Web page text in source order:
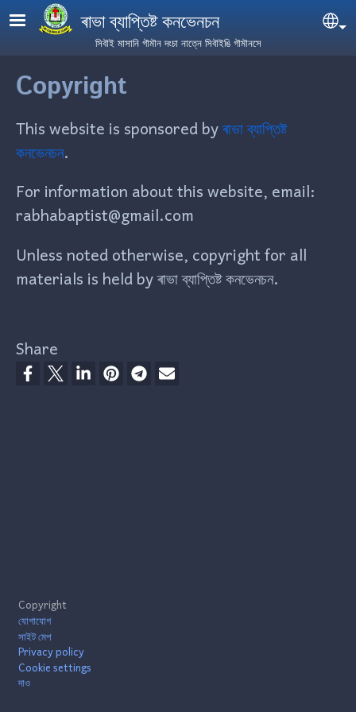
Skip to main contentৰাভা ব্যাপ্তিষ্ট কনভেনচন
সিবৗই মাসানি গৗমৗন দংচা নাত্নে সিবৗইঙি গৗমৗনসে
Copyright
This website is sponsored byৰাভা ব্যাপ্তিষ্ট
কনভেনচন.
For information about this website, email:
rabhabaptist@gmail.com
Unless noted otherwise, copyright for all
materials is held by ৰাভা ব্যাপ্তিষ্ট কনভেনচন.
Share
Copyright
যোগাযোগ
সাইট মেপ
Privacy policy
Cookie settings
দাও